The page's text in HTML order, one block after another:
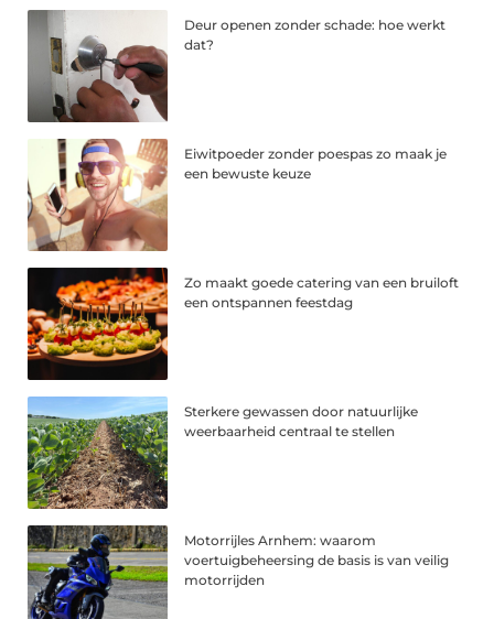
Deur openen zonder schade: hoe werkt
dat?
Eiwitpoeder zonder poespas zo maak je
een bewuste keuze
Zo maakt goede catering van een bruiloft
een ontspannen feestdag
Sterkere gewassen door natuurlijke
weerbaarheid centraal te stellen
Motorrijles Arnhem: waarom
voertuigbeheersing de basis is van veilig
motorrijden